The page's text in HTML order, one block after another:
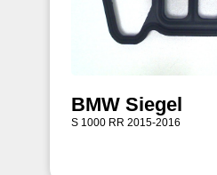
BMW Siegel
S 1000 RR 2015-2016